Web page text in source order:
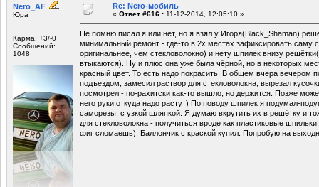
Nero_AF
Юра
Карма: +3/-0
Сообщений:
1048
Re: Nero-мобиль
« Ответ #616 : 11-12-2014, 12:05:10 »
Не помню писал я или нет, но я взял у Игоря(Black_Shaman)
минимальный ремонт - где-то в 2х местах зафиксировать саму
оригинальнее, чем стекловолокно) и нету шпилек внизу
втыкаются). Ну и плюс она уже была чёрной, но в некоторых
красный цвет. То есть надо покрасить. В общем вчера вечером
подъездом, замесил раствор для стекловолокна, вырезал
посмотрел - по-рахитски как-то вышло, но держится. Позже
него руки откуда надо растут) По поводу шпилек я подумал-
саморезы, с узкой шляпкой. Я думаю вкрутить их в решётку и
для стекловолокна - получиться вроде как пластиковые
фиг сломаешь). Баллончик с краской купил. Попробую на